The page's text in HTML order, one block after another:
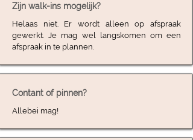
Zijn walk-ins mogelijk?
Helaas niet. Er wordt alleen op afspraak
gewerkt. Je mag wel langskomen om een
afspraak in te plannen.
Contant of pinnen?
Allebei mag!